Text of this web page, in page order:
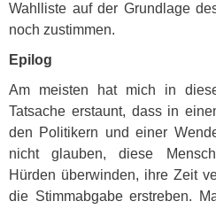
Wahlliste auf der Grundlage
noch zustimmen.
Epilog
Am meisten hat mich in
Tatsache erstaunt, dass in
den Politikern und einer
nicht glauben, diese
Hürden überwinden, ihre Zeit
die Stimmabgabe erstreben.